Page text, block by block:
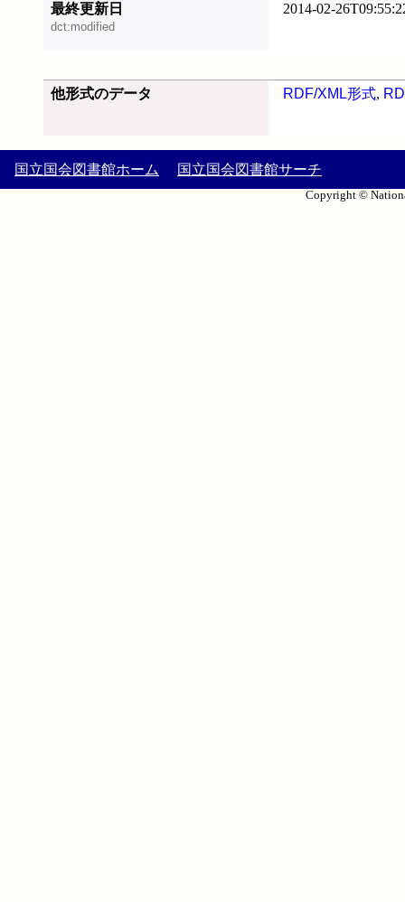
最終更新日
dct:modified
2014-02-
他形式のデータ RDF/XML形式,
国立国会図書館ホーム 国立国会図書館サーチ
Copyright ©